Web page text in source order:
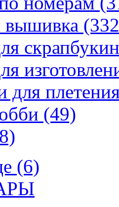
вышивка
для
(49)
(6)